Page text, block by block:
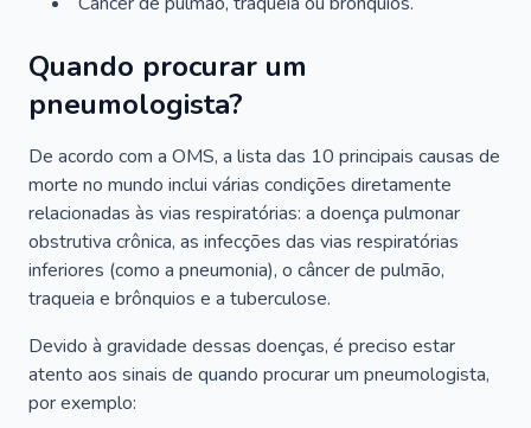
Quando procurar um
pneumologista?
De acordo com a OMS, a lista das 10 principais causas de
morte no mundo inclui várias condições diretamente
relacionadas às vias respiratórias: a doença pulmonar
obstrutiva crônica, as infecções das vias respiratórias
inferiores (como a pneumonia), o câncer de pulmão,
traqueia e brônquios e a tuberculose.
Devido à gravidade dessas doenças, é preciso estar
atento aos sinais de quando procurar um pneumologista,
por exemplo: